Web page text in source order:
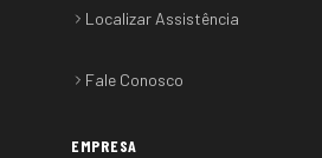
Localizar Assistência
Fale Conosco
EMPRESA